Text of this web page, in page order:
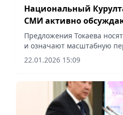
Национальный
СМИ активно
Президента
Предложения Токаева
и означают масштабную
государственной
сообщает Vecher.kz.
22.01.2026 15:09